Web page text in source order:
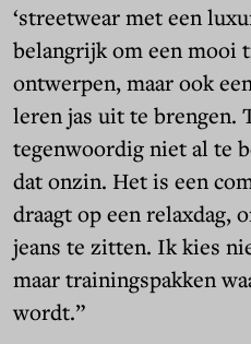
‘streetwear met een
belangrijk om een mooi
ontwerpen, maar ook
leren jas uit te brengen.
tegenwoordig niet al te
dat onzin. Het is een
draagt op een relaxdag,
jeans te zitten. Ik kies
maar trainingspakken
wordt.”